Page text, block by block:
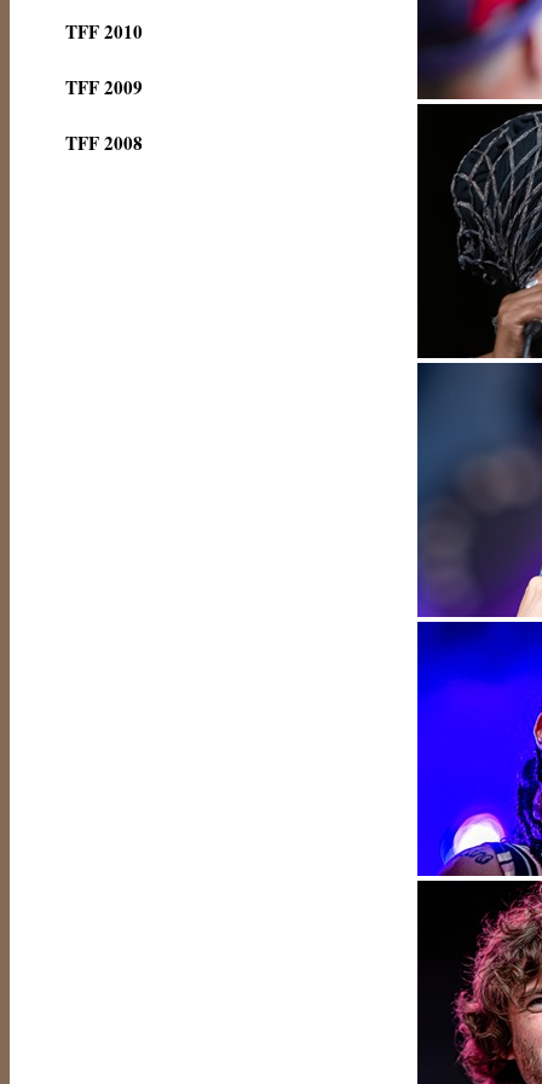
TFF 2010
TFF 2009
TFF 2008